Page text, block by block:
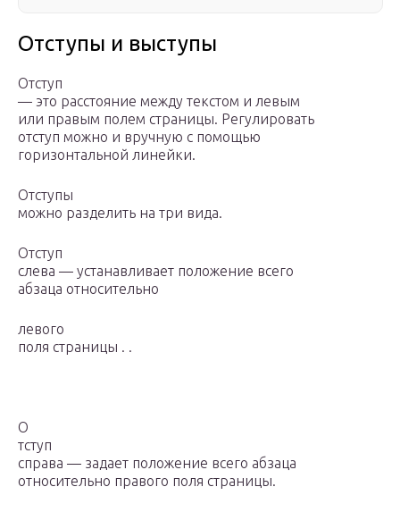
Отступы и выступы
Отступ
— это расстояние между текстом и левым
или правым полем страницы. Регулировать
отступ можно и вручную с помощью
горизонтальной линейки.
Отступы
можно разделить на три вида.
Отступ
слева — устанавливает положение всего
абзаца относительно
левого
поля страницы . .
О
тступ
справа — задает положение всего абзаца
относительно правого поля страницы.